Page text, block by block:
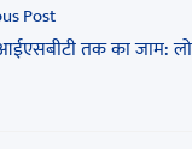
Post
तक का जाम: